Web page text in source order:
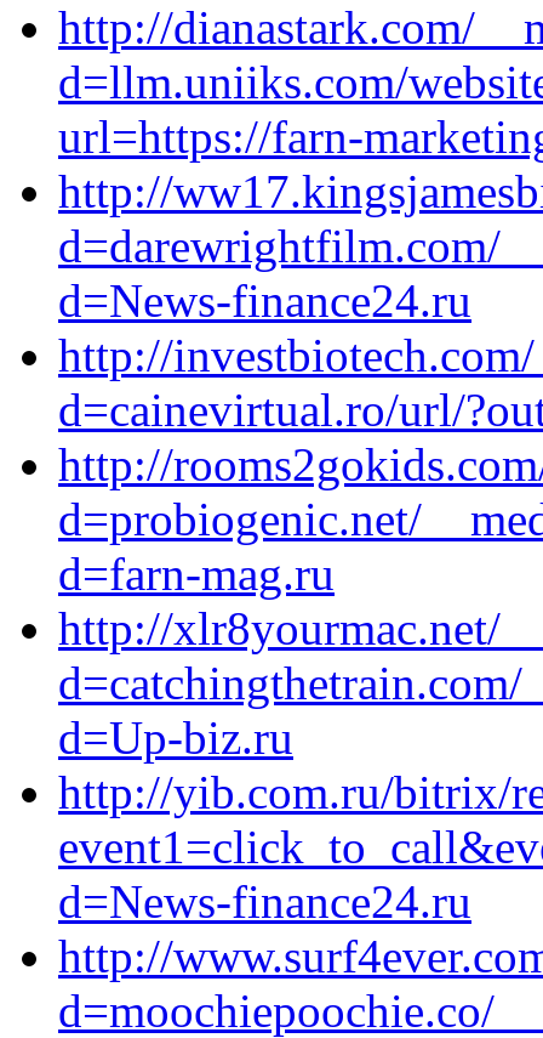
http://dianastark.com/
d=llm.uniiks.com/
url=https://farn-
http://
d=darewrightfilm.com/
d=News-finance24.ru
http://
d=cainevirtual.ro/url/
http://
d=probiogenic.net/
d=farn-mag.ru
http://xlr8yourmac.net/
d=catchingthetrain.com/
d=Up-biz.ru
http://yib.com.ru/bitrix/
d=News-finance24.ru
http://
d=moochiepoochie.co/